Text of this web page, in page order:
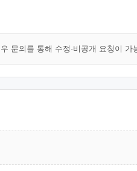
문의를 통해 수정·비공개 요청이